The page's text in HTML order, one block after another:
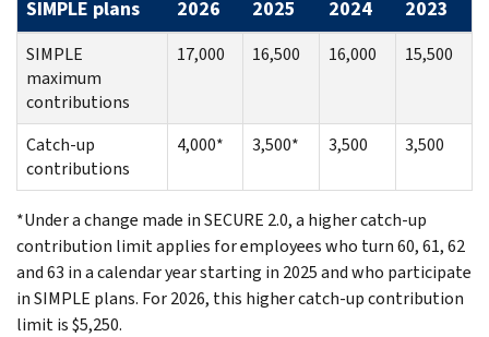
SIMPLE plans 2026 2025 2024 2023
SIMPLE
maximum
contributions
17,000 16,500 16,000 15,500
Catch-up
contributions
4,000* 3,500* 3,500 3,500
*Under a change made in SECURE 2.0, a higher catch-up
contribution limit applies for employees who turn 60, 61, 62
and 63 in a calendar year starting in 2025 and who participate
in SIMPLE plans. For 2026, this higher catch-up contribution
limit is $5,250.